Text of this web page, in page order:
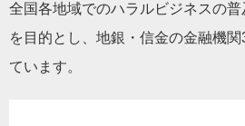
全国各地域でのハラルビジネスの普
を目的とし、地銀・信金の金融機
ています。